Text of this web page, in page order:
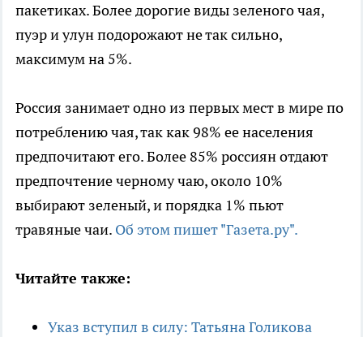
пакетиках. Более дорогие виды зеленого чая,
пуэр и улун подорожают не так сильно,
максимум на 5%.
Россия занимает одно из первых мест в мире по
потреблению чая, так как 98% ее населения
предпочитают его. Более 85% россиян отдают
предпочтение черному чаю, около 10%
выбирают зеленый, и порядка 1% пьют
травяные чаи. Об этом пишет "Газета.ру".
Читайте также:
Указ вступил в силу: Татьяна Голикова